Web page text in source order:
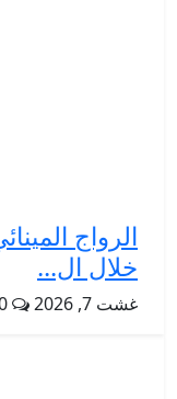
خلال ال...
غشت 7, 2026 0